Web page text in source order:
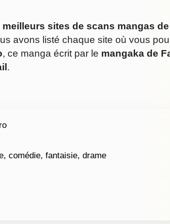
meilleurs sites de scans mangas
avons listé chaque site où vous
, ce manga écrit par le mangaka de
.
comédie, fantaisie, drame